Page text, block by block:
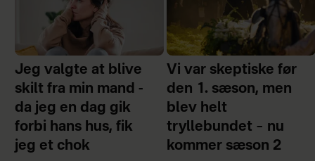
Jeg valgte at blive
skilt fra min mand -
da jeg en dag gik
forbi hans hus, fik
jeg et chok
Vi var skeptiske før
den 1. sæson, men
blev helt
tryllebundet – nu
kommer sæson 2